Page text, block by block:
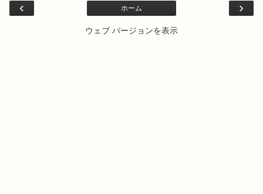
‹ ›
ホーム
ウェブ バージョンを表示